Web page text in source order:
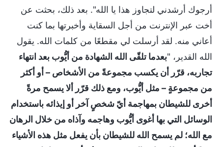
أرجوك أرشدني لتجاوز هذا يا الله". بعد ذلك، بحثت عن
أخت عبر الإنترنت من أجل السقاية وأخبرتها بما كنت
أعاني منه. لقد أرسلت لي مقطعًا من كلمات الله. يقول
الله القدير، "بعدما تلقّى الله الشهادة من أيُّوب بعد انتهاء
تجاربه، قرّر أن يكسب مجموعةً من الأشخاص – أو أكثر
من مجموعةٍ – مثل أيُّوب، ومع ذلك قرّر ألا يسمح مرةً
أخرى للشيطان بمهاجمة أيّ شخصٍ آخر أو إيذائه باستخدام
الوسائل التي بها أغوى أيُّوب وهاجمه وآذاه من خلال الرهان
مع الله؛ لم يسمح الله للشيطان بأن يفعل مثل هذه الأشياء